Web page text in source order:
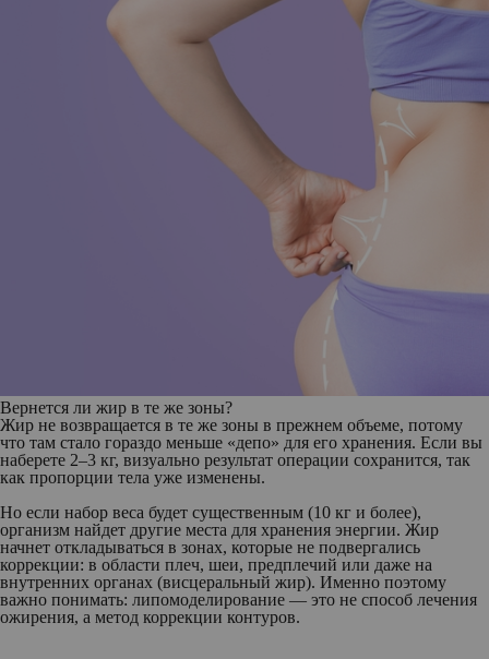
Вернется ли жир в те же зоны?
Жир не возвращается в те же зоны в прежнем объеме, потому
что там стало гораздо меньше «депо» для его хранения. Если вы
наберете 2–3 кг, визуально результат операции сохранится, так
как пропорции тела уже изменены.
Но если набор веса будет существенным (10 кг и более),
организм найдет другие места для хранения энергии. Жир
начнет откладываться в зонах, которые не подвергались
коррекции: в области плеч, шеи, предплечий или даже на
внутренних органах (висцеральный жир). Именно поэтому
важно понимать: липомоделирование — это не способ лечения
ожирения, а метод коррекции контуров.